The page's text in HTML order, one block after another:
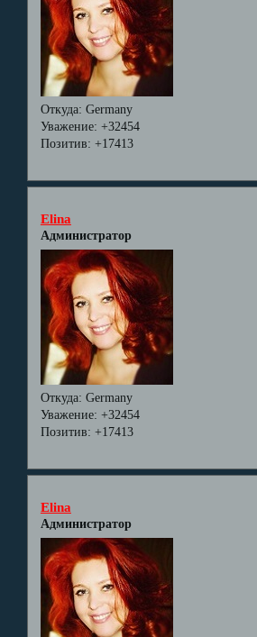
Откуда: Germany
Уважение: +32454
Позитив: +17413
Elina
Администратор
Откуда: Germany
Уважение: +32454
Позитив: +17413
Elina
Администратор